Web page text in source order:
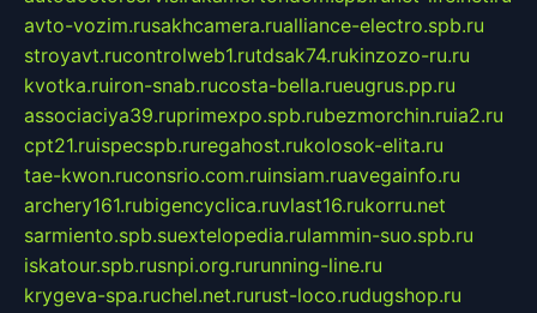
avto-vozim.rusakhcamera.rualliance-electro.spb.ru
stroyavt.rucontrolweb1.rutdsak74.rukinzozo-ru.ru
kvotka.ruiron-snab.rucosta-bella.rueugrus.pp.ru
associaciya39.ruprimexpo.spb.rubezmorchin.ruia2.ru
cpt21.ruispecspb.ruregahost.rukolosok-elita.ru
tae-kwon.ruconsrio.com.ruinsiam.ruavegainfo.ru
archery161.rubigencyclica.ruvlast16.rukorru.net
sarmiento.spb.suextelopedia.rulammin-suo.spb.ru
iskatour.spb.rusnpi.org.rurunning-line.ru
krygeva-spa.ruchel.net.rurust-loco.rudugshop.ru